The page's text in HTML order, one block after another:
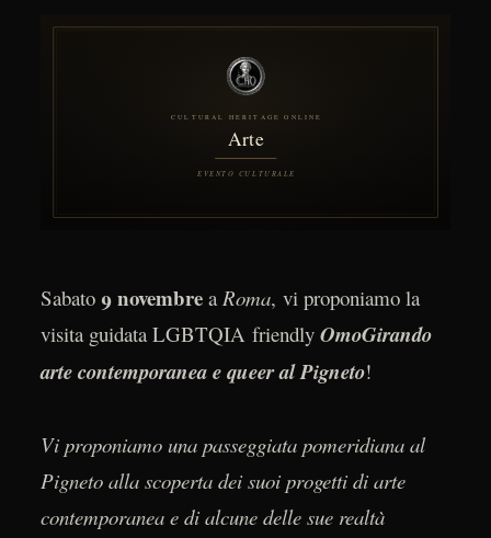
Sabato 9 novembrea Roma, vi proponiamo la
visita guidata LGBTQIA friendly OmoGirando
arte contemporanea e queer al Pigneto!
Vi proponiamo una passeggiata pomeridiana al
Pigneto alla scoperta dei suoi progetti di arte
contemporanea e di alcune delle sue realtà